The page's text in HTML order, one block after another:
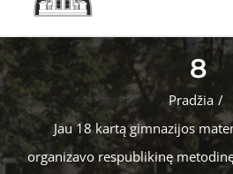
8
Pradžia /
Jau 18 kartą gimnazijos
organizavo respublikinę